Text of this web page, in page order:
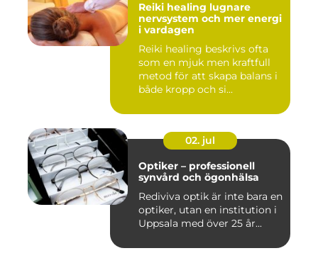
Reiki healing lugnare
nervsystem och mer energi
i vardagen
Reiki healing beskrivs ofta
som en mjuk men kraftfull
metod för att skapa balans i
både kropp och si...
02. jul
Optiker – professionell
synvård och ögonhälsa
Rediviva optik är inte bara en
optiker, utan en institution i
Uppsala med över 25 år...